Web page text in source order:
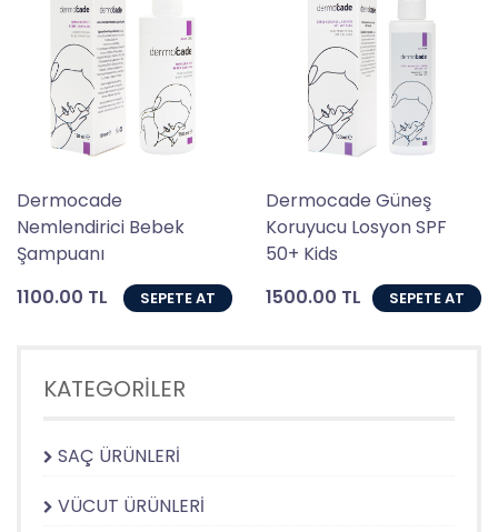
Dermocade
Nemlendirici Bebek
Şampuanı
1100.00 TL
SEPETE AT
Dermocade Güneş
Koruyucu Losyon SPF
50+ Kids
1500.00 TL
SEPETE AT
KATEGORİLER
SAÇ ÜRÜNLERİ
VÜCUT ÜRÜNLERİ